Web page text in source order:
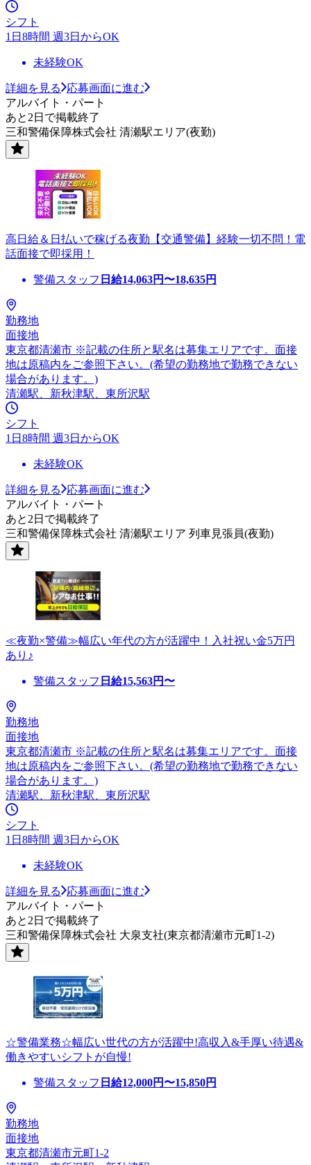
シフト
1日8時間 週3日からOK
未経験OK
詳細を見る
応募画面に進む
アルバイト・パート
あと2日で掲載終了
三和警備保障株式会社 清瀬駅エリア(夜勤)
高日給＆日払いで稼げる夜勤【交通警備】経験一切不問！電
話面接で即採用！
警備スタッフ 日給14,063円〜18,635円
勤務地
面接地
東京都清瀬市 ※記載の住所と駅名は募集エリアです。面接
地は原稿内をご参照下さい。(希望の勤務地で勤務できない
場合があります。)
清瀬駅、新秋津駅、東所沢駅
シフト
1日8時間 週3日からOK
未経験OK
詳細を見る
応募画面に進む
アルバイト・パート
あと2日で掲載終了
三和警備保障株式会社 清瀬駅エリア 列車見張員(夜勤)
≪夜勤×警備≫幅広い年代の方が活躍中！入社祝い金5万円
あり♪
警備スタッフ 日給15,563円〜
勤務地
面接地
東京都清瀬市 ※記載の住所と駅名は募集エリアです。面接
地は原稿内をご参照下さい。(希望の勤務地で勤務できない
場合があります。)
清瀬駅、新秋津駅、東所沢駅
シフト
1日8時間 週3日からOK
未経験OK
詳細を見る
応募画面に進む
アルバイト・パート
あと2日で掲載終了
三和警備保障株式会社 大泉支社(東京都清瀬市元町1-2)
☆警備業務☆幅広い世代の方が活躍中!高収入&手厚い待遇&
働きやすいシフトが自慢!
警備スタッフ 日給12,000円〜15,850円
勤務地
面接地
東京都清瀬市元町1-2